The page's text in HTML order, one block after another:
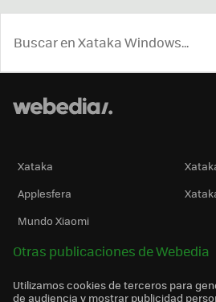
Xataka
Applesfera
Mundo Xiaomi
Otras publicaciones de Webedia
Utilizamos cookies de terceros para
de audiencia y mostrar publicidad